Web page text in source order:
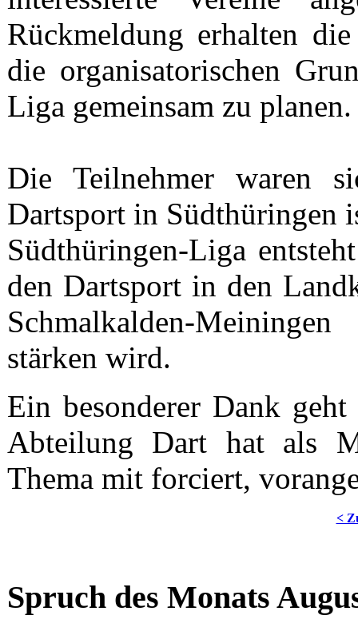
Rückmeldung erhalten
die organisatorischen
Liga gemeinsam zu
Die Teilnehmer waren
Dartsport in Südthüringen
Südthüringen-Liga
den Dartsport in den
Schmalkalden-
stärken wird.
Ein besonderer Dank
Abteilung Dart hat als
Thema mit forciert,
<
Spruch des Monats